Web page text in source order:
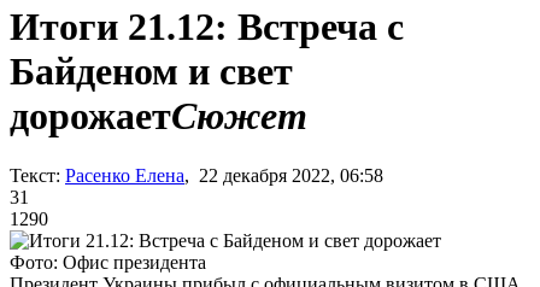
Итоги 21.12: Встреча с
Байденом и свет
дорожаетСюжет
Текст: Расенко Елена, 22 декабря 2022, 06:58
31
1290
Фото: Офис президента